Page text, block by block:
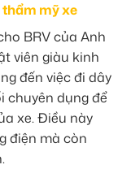
mỹ xe
BRV của Anh
viên giàu kinh
đến việc đi dây
chuyên dụng để
xe. Điều này
điện mà còn